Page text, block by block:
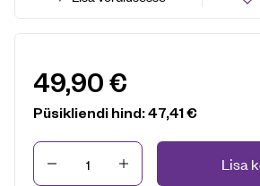
49,90€
Püsikliendi hind:47,41€
Kogus Lisa